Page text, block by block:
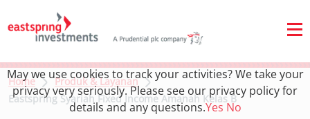
Home
Produk & Layanan
Eastspring Syariah Fixed Income Amanah Kelas B
May we use cookies to track your activities? We take your
privacy very seriously. Please see our privacy policy for
details and any questions.Yes No